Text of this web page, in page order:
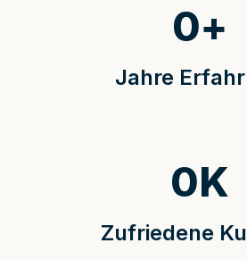
Jahre
0+
Zufriedene
0K